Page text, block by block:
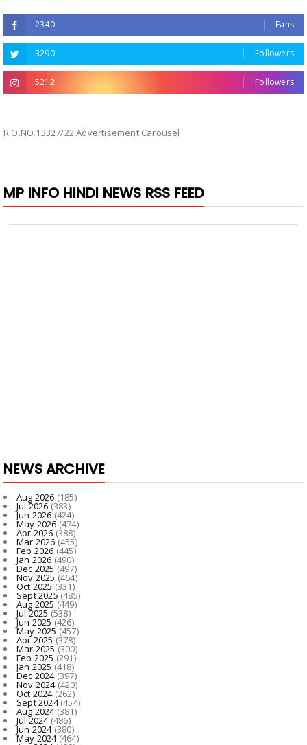
2340 Fans
3290 Followers
5212 Followers
R.O.NO.13327/22 Advertisement Carousel
MP INFO HINDI NEWS RSS FEED
NEWS ARCHIVE
Aug 2026 (185)
Jul 2026 (383)
Jun 2026(424)
May 2026(474)
Apr 2026 (388)
Mar 2026(455)
Feb 2026 (445)
Jan 2026 (490)
Dec 2025(497)
Nov 2025 (464)
Oct 2025 (331)
Sept 2025 (485)
Aug 2025 (449)
Jul 2025 (538)
Jun 2025(426)
May 2025(457)
Apr 2025 (378)
Mar 2025 (300)
Feb 2025 (291)
Jan 2025 (418)
Dec 2024(397)
Nov 2024(420)
Oct 2024(262)
Sept 2024(454)
Aug 2024(381)
Jul 2024(486)
Jun 2024(380)
May 2024(464)